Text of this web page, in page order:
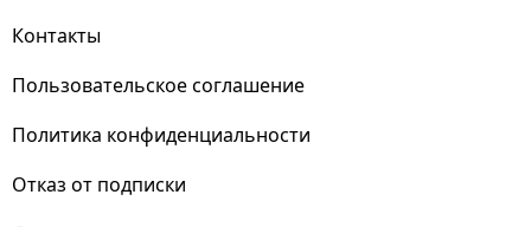
Контакты
Пользовательское соглашение
Политика конфиденциальности
Отказ от подписки